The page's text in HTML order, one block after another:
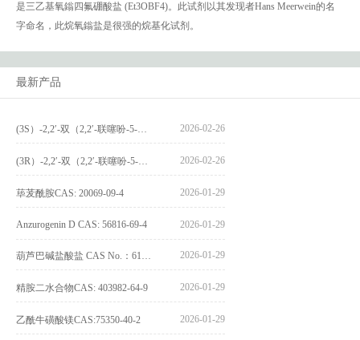
是三乙基氧鎓四氟硼酸盐 (Et3OBF4)。此试剂以其发现者Hans Meerwein的名
字命名，此烷氧鎓盐是很强的烷基化试剂。
最新产品
2026-02-26
2026-02-26
荜茇酰胺CAS: 20069-09-4 2026-01-29
Anzurogenin D CAS: 56816-69-4 2026-01-29
2026-01-29
精胺二水合物CAS: 403982-64-9 2026-01-29
乙酰牛磺酸镁CAS:75350-40-2 2026-01-29